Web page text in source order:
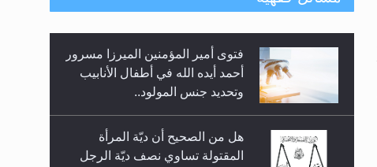
رأيٌ في لغة المسيح الموعود عليه
السلام.. 4...
فتوى أمير المؤمنين الميرزا مسرور
أحمد أيده الله في أطفال الأنابيب
وتحديد جنس المولود..
هل من الصحيح أن ديّة المرأة
المقتولة تساوي نصف ديّة الرجل